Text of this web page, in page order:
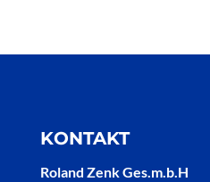
KONTAKT
Roland Zenk Ges.m.b.H